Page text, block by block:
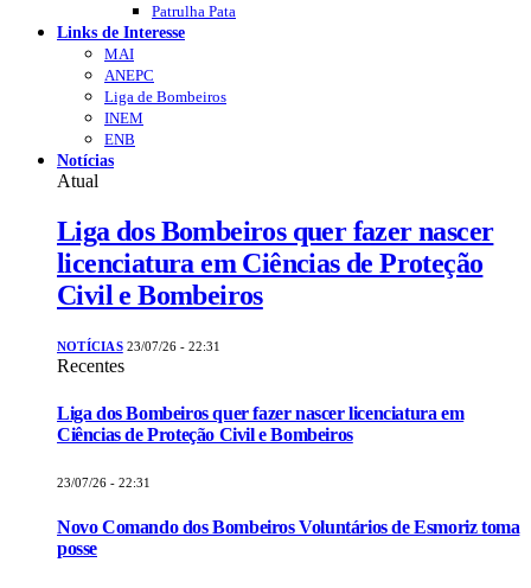
Patrulha Pata
Links de Interesse
MAI
ANEPC
Liga de Bombeiros
INEM
ENB
Notícias
Atual
Liga dos Bombeiros quer fazer nascer
licenciatura em Ciências de Proteção
Civil e Bombeiros
NOTÍCIAS 23/07/26 - 22:31
Recentes
Liga dos Bombeiros quer fazer nascer licenciatura em
Ciências de Proteção Civil e Bombeiros
23/07/26 - 22:31
Novo Comando dos Bombeiros Voluntários de Esmoriz toma
posse